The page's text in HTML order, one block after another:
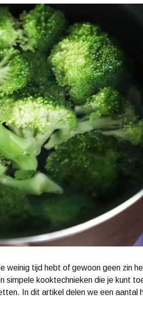
weinig tijd hebt of gewoon geen zin
simpele kooktechnieken die je kunt
In dit artikel delen we een aantal